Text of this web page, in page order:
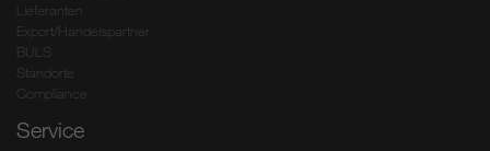
Lieferanten
Export/Handelspartner
BULS
Standorte
Compliance
Service